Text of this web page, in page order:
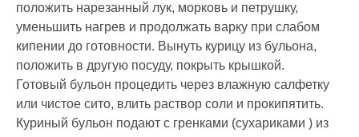
положить нарезанный лук, морковь и петрушку,
уменьшить нагрев и продолжать варку при слабом
кипении до готовности. Вынуть курицу из бульона,
положить в другую посуду, покрыть крышкой.
Готовый бульон процедить через влажную салфетку
или чистое сито, влить раствор соли и прокипятить.
Куриный бульон подают с гренками (сухариками ) из